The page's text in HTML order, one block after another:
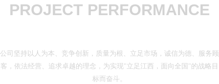
PROJECT PERFORMANCE
公司坚持以人为本、竞争创新，质量为根、立足市场，诚信为德、服务顾
客，依法经营、追求卓越的理念，为实现"立足江西，面向全国"的战略目
标而奋斗。